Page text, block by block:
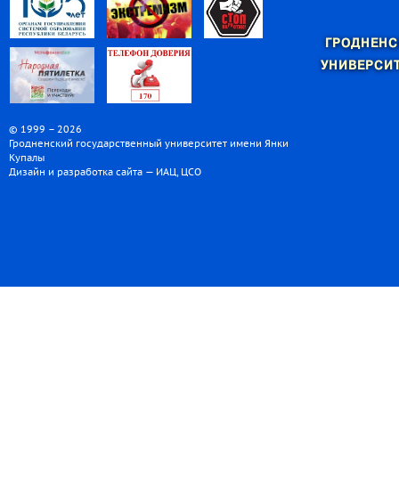
© 1999 – 2026
Гродненский государственный университет имени Янки
Купалы
Дизайн и разработка сайта — ИАЦ, ЦСО